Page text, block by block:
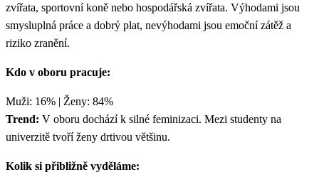
zvířata, sportovní koně nebo hospodářská zvířata. Výhodami jsou
smysluplná práce a dobrý plat, nevýhodami jsou emoční zátěž a
riziko zranění.
Kdo v oboru pracuje:
Muži: 16% | Ženy: 84%
Trend: V oboru dochází k silné feminizaci. Mezi studenty na
univerzitě tvoří ženy drtivou většinu.
Kolik si přibližně vyděláme: